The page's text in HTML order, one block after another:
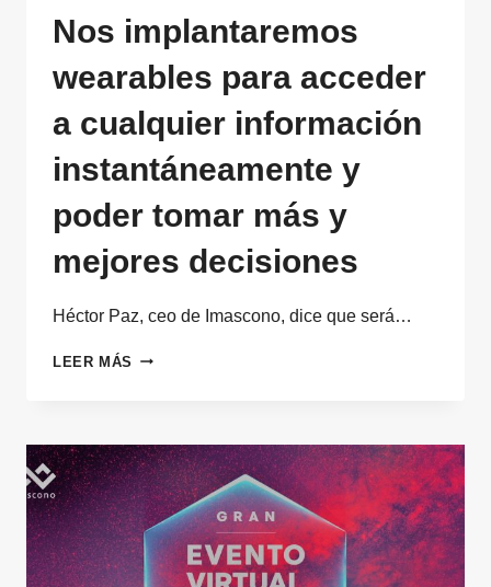
Nos implantaremos
wearables para acceder
a cualquier información
instantáneamente y
poder tomar más y
mejores decisiones
Héctor Paz, ceo de Imascono, dice que será…
LEER MÁS NOS
ACCEDER
A
CUALQUIER
INFORMACIÓN
INSTANTÁNEAMENTE
Y
PODER